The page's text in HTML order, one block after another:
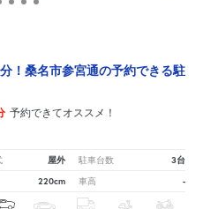
！桑名市参宮通の予約できる駐
予約できてオススメ！
屋外 駐車台数 3台
220cm 車高 -